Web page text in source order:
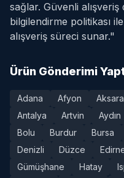
sağlar. Güvenli
bilgilendirme politikası
alışveriş süreci sunar."
Ürün Gönderimi
Adana Afyon
Antalya
Artvin Aydın
Bolu
Burdur Bursa
Denizli
Düzce
Gümüşhane
Hatay